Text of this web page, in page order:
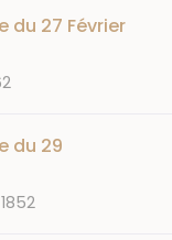
du 27 Février
du 29